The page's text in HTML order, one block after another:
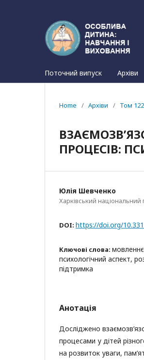
Поточний випуск Архіви
Home / Архіви / Том
ПРОЦЕСІВ:
Юлія Шевченко
Харківський національний
DOI: https://doi.org/
Ключові слова:
психологічний аспект,
підтримка
Анотація
Досліджено
процесами у дітей
на розвиток уваги,